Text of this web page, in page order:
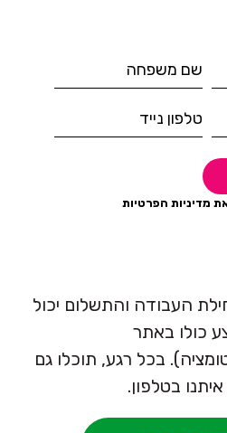
מדיניות הפרטיות
העבודה והתשלום יכול
כולו באתר
בכל רגע, תוכלו גם
בטלפון.